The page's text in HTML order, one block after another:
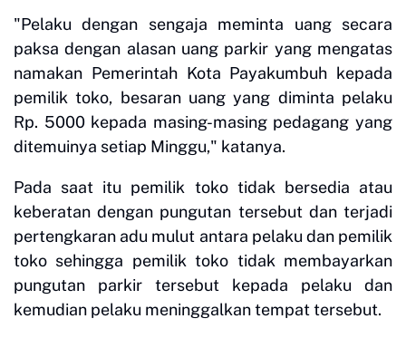
"Pelaku dengan sengaja meminta uang secara
paksa dengan alasan uang parkir yang mengatas
namakan Pemerintah Kota Payakumbuh kepada
pemilik toko, besaran uang yang diminta pelaku
Rp. 5000 kepada masing-masing pedagang yang
ditemuinya setiap Minggu," katanya.
Pada saat itu pemilik toko tidak bersedia atau
keberatan dengan pungutan tersebut dan terjadi
pertengkaran adu mulut antara pelaku dan pemilik
toko sehingga pemilik toko tidak membayarkan
pungutan parkir tersebut kepada pelaku dan
kemudian pelaku meninggalkan tempat tersebut.